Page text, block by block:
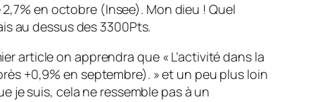
en octobre (Insee). Mon dieu ! Quel
au dessus des 3300Pts.
article on apprendra que « L’activité dans la
+0,9% en septembre). » et un peu plus loin
je suis, cela ne ressemble pas à un